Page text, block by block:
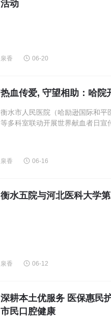
活动
泉香 06-20
热血传爱, 守望相助：哈院
衡水市人民医院（哈励逊国际和
等多科室联动开展世界献血者日宣
泉香 06-16
衡水五院与河北医科大学
泉香 06-12
深耕本土优服务 医保惠民
市民口腔健康